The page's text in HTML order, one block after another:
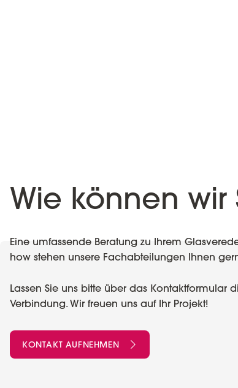
Wie können wir
Eine umfassende Beratung zu Ihrem
how stehen unsere Fachabteilungen Ihnen
Lassen Sie uns bitte über das
Verbindung. Wir freuen uns auf Ihr Projekt!
KONTAKT AUFNEHMEN